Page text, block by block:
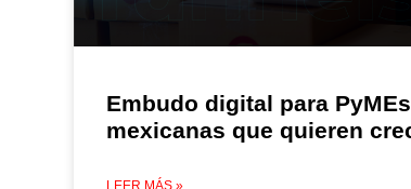
Embudo digital para PyMEs
mexicanas que quieren
LEER MÁS »